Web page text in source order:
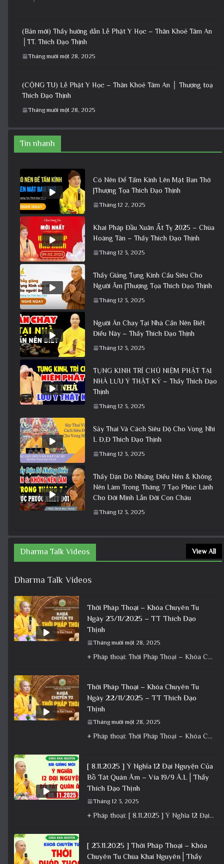
(Bản mới) Thầy hướng dẫn Lễ Phật Y Học – Thân Khoẻ Tâm An
│TT. Thích Đạo Thịnh
Tháng mười một 28, 2025
(CỘNG TU) Lễ Phật Y Học – Thân Khoẻ Tâm An │ Thượng toạ
Thích Đạo Thịnh
Tháng mười một 28, 2025
Tin nhanh
Có Nên Để Tấm Kính Lên Mặt Ban Thờ
|Thượng Tọa Thích Đạo Thịnh
Tháng 12 2, 2025
Khai Pháp Đầu Xuân Ất Tỵ 2025 – Chùa
Hoàng Tân – Thầy Thích Đạo Thịnh
Tháng 12 3, 2025
Thầy Giảng Tụng Kinh Cầu Siêu Cho
Người Âm |Thượng Tọa Thích Đạo Thịnh
Tháng 12 3, 2025
Người Ăn Chay Tại Nhà Cần Nên Biết
Điều Này – Thầy Thích Đạo Thịnh
Tháng 12 3, 2025
TỤNG KINH TRÍ CHÚ NIỆM PHẬT TẠI
NHÀ LƯU Ý THẬT KỸ – Thầy Thích Đạo
Thịnh
Tháng 12 3, 2025
Sảy Thai Và Cách Siêu Độ Cho Vong Nhi
L Đ,Đ Thích Đạo Thịnh
Tháng 12 3, 2025
Thầy Dặn Dò Những Điều Nên & Không
Nên Làm Trong Tháng 7 Tạo Phúc Lành
Cho Đời Mình Lẫn Đời Con Cháu
Tháng 12 3, 2025
Dharma Talk Videos View All
Dharma Talk Videos
Thời Pháp Thoại – Khóa Chuyên Tu
Ngày 23/11/2025 – TT Thích Đạo
Thịnh
Tháng mười một 28, 2025
+ Pháp thoại: Thời Pháp Thoại – Khóa Chuyên Tu Ngày 23/11/2025 – TT Thích Đạo Thịnh + Album: Pháp
Thời Pháp Thoại – Khóa Chuyên Tu
Ngày 22/11/2025 – TT Thích Đạo
Thịnh
Tháng mười một 28, 2025
+ Pháp thoại: Thời Pháp Thoại – Khóa Chuyên Tu Ngày 22/11/2025 – TT Thích Đạo Thịnh + Album: Pháp
[ 8.11.2025 ] Ý Nghĩa 12 Đại Nguyện Của
Bồ Tát Quán Âm – Vía 19/9 Â.L│Thầy
Thích Đạo Thịnh
Tháng 12 3, 2025
+ Pháp thoại: [ 8.11.2025 ] Ý Nghĩa 12 Đại Nguyện Của Bồ Tát Quán Âm – Vía 19/9 Â.L│Thầy
[ 23.11.2025 ] Thời Pháp Thoại – Khóa
Chuyên Tu Chùa Khai Nguyên│Thầy